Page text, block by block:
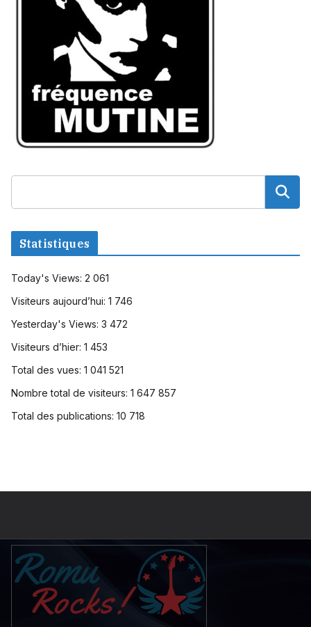
Statistiques
Today's Views: 2 061
Visiteurs aujourd’hui: 1 746
Yesterday's Views: 3 472
Visiteurs d’hier: 1 453
Total des vues: 1 041 521
Nombre total de visiteurs: 1 647 857
Total des publications: 10 718